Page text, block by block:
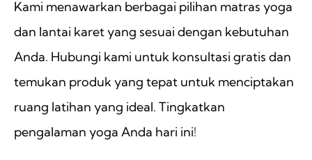
Kami menawarkan berbagai pilihan matras yoga
dan lantai karet yang sesuai dengan kebutuhan
Anda. Hubungi kami untuk konsultasi gratis dan
temukan produk yang tepat untuk menciptakan
ruang latihan yang ideal. Tingkatkan
pengalaman yoga Anda hari ini!